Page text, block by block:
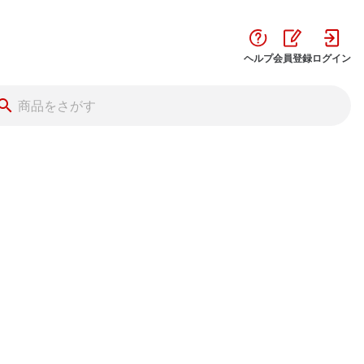
ヘルプ会員登録ログイン